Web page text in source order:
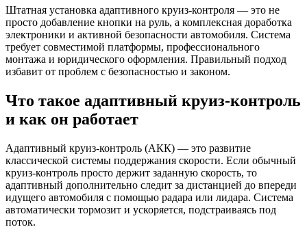
Штатная установка адаптивного круиз-контроля — это не
просто добавление кнопки на руль, а комплексная доработка
электроники и активной безопасности автомобиля. Система
требует совместимой платформы, профессионального
монтажа и юридического оформления. Правильный подход
избавит от проблем с безопасностью и законом.
Что такое адаптивный круиз-контроль
и как он работает
Адаптивный круиз-контроль (АКК) — это развитие
классической системы поддержания скорости. Если обычный
круиз-контроль просто держит заданную скорость, то
адаптивный дополнительно следит за дистанцией до впереди
идущего автомобиля с помощью радара или лидара. Система
автоматически тормозит и ускоряется, подстраиваясь под
поток.